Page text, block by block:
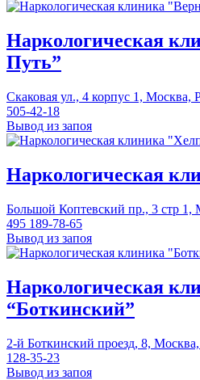
Наркологическая
Путь”
Скаковая ул., 4 корпус 1, Москва,
505-42-18
Вывод из запоя
Наркологическая
Большой Коптевский пр., 3 стр 1,
495 189-78-65
Вывод из запоя
Наркологическая
“Боткинский”
2-й Боткинский проезд, 8,
128-35-23
Вывод из запоя